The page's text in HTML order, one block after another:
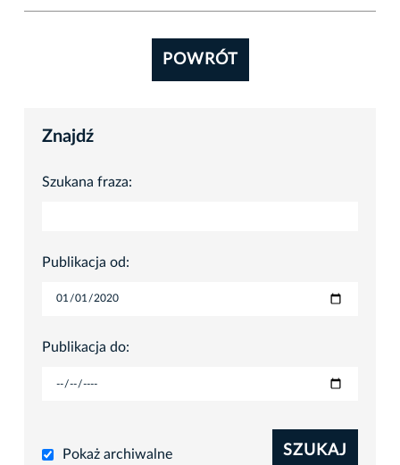
POWRÓT
Znajdź
Szukana fraza:
Publikacja od:
Publikacja do:
Pokaż archiwalne SZUKAJ